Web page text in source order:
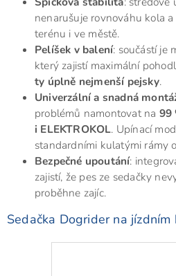
nenarušuje rovnováhu kola
terénu i ve městě.
Pelíšek v balení: součástí je
který zajistí maximální
ty úplně nejmenší pejsky.
Univerzální a snadná
problémů namontovat na 99
i ELEKTROKOL. Upínací m
standardními kulatými rámy
Bezpečné upoutání:
zajistí, že pes ze sedačky
proběhne zajíc.
Sedačka Dogrider na jízdním